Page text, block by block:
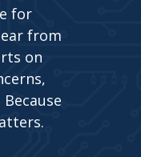
for
from
on